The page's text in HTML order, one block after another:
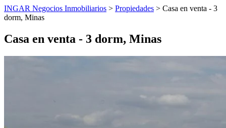
INGAR Negocios Inmobiliarios > Propiedades > Casa en venta - 3
dorm, Minas
Casa en venta - 3 dorm, Minas